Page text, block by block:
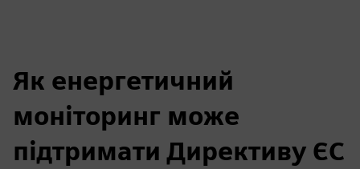
Як енергетичний
моніторинг може
підтримати Директиву ЄС